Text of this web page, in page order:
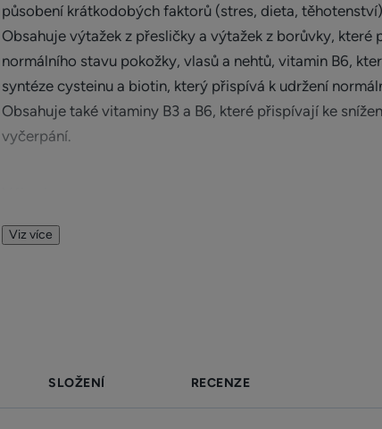
působení krátkodobých faktorů (stres, dieta,
Obsahuje výtažek z přesličky a výtažek z borůvky, které
normálního stavu pokožky, vlasů a nehtů, vitamin B6,
syntéze cysteinu a biotin, který přispívá k udržení
Obsahuje také vitaminy B3 a B6, které přispívají ke
vyčerpání.
Doplněk stravy ANACAPS REACTIV stimuluje růst vlasů a
používat i ti nejcitlivější (těhotné a kojící ženy)*.
• VITALITA A ODOLNOST²
• VLASY A NEHTY
Viz více
SLOŽENÍ RECENZE